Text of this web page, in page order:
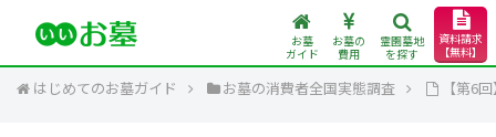
お墓
ガイド
お墓の
費用
霊園墓地
を探す
資料請求
【無料】
はじめてのお墓ガイド お墓の消費者全国実態調査 【第6